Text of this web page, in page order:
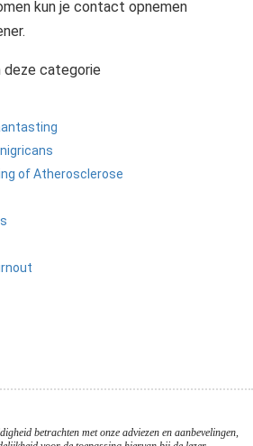
kun je contact opnemen
deze categorie
of Atherosclerose
betrachten met onze adviezen en aanbevelingen,